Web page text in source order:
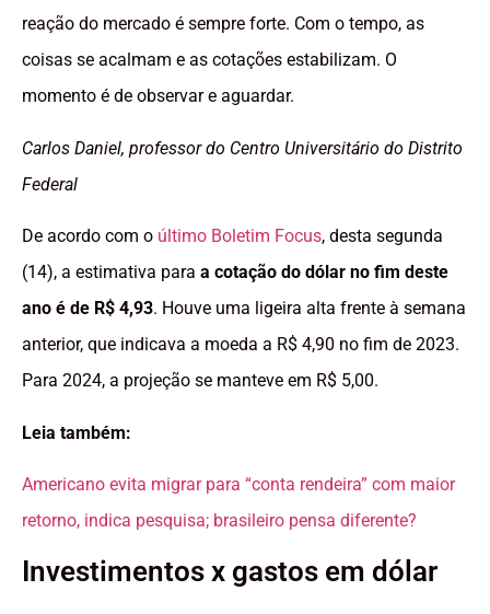
reação do mercado é sempre forte. Com o tempo, as
coisas se acalmam e as cotações estabilizam. O
momento é de observar e aguardar.
Carlos Daniel, professor do Centro Universitário do Distrito
Federal
De acordo com o último Boletim Focus, desta segunda
(14), a estimativa para a cotação do dólar no fim deste
ano é de R$ 4,93. Houve uma ligeira alta frente à semana
anterior, que indicava a moeda a R$ 4,90 no fim de 2023.
Para 2024, a projeção se manteve em R$ 5,00.
Leia também:
Americano evita migrar para “conta rendeira” com maior
retorno, indica pesquisa; brasileiro pensa diferente?
Investimentos x gastos em dólar